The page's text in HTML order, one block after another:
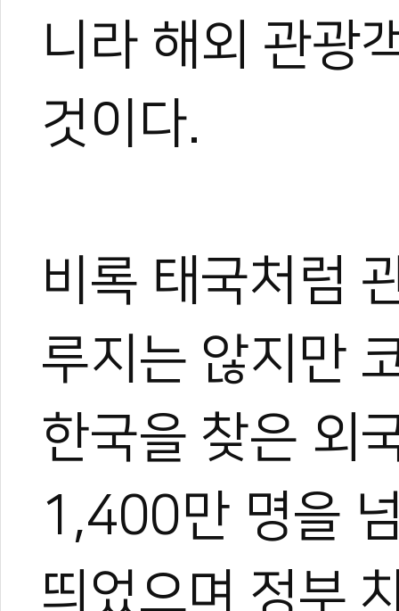
니라 해외 관광
것이다.
비록 태국처럼
루지는 않지만
한국을 찾은 외
1,400만 명을
띄었으며 정부
0 0